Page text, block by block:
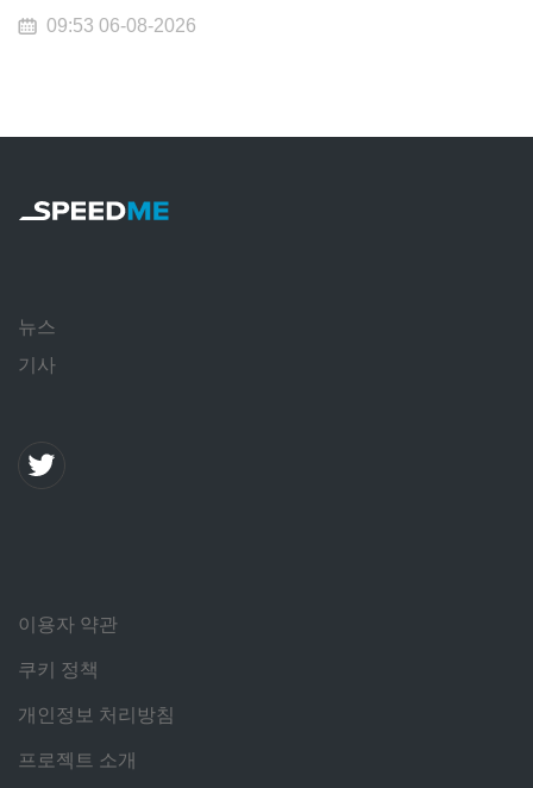
09:53 06-08-2026
뉴스
기사
이용자 약관
쿠키 정책
개인정보 처리방침
프로젝트 소개